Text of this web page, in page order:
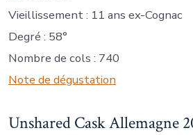
Vieillissement : 11 ans ex-Cognac
Degré : 58°
Nombre de cols : 740
Note de dégustation
Unshared Cask Allemagne